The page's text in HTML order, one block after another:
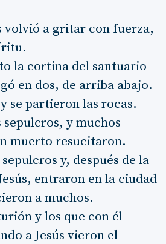
volvió a gritar con fuerza,
la cortina del santuario
en dos, de arriba abajo.
se partieron las rocas.
sepulcros, y muchos
muerto resucitaron.
y, después de la
entraron en la ciudad
a muchos.
y los que con él
a Jesús vieron el